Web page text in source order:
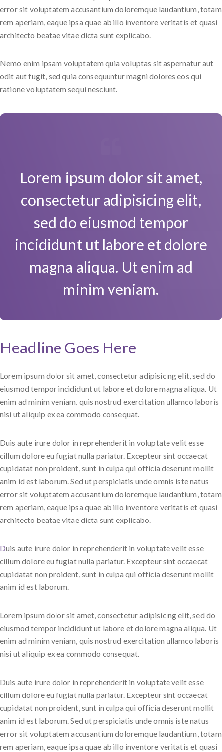
error sit voluptatem accusantium doloremque laudantium, totam
rem aperiam, eaque ipsa quae ab illo inventore veritatis et quasi
architecto beatae vitae dicta sunt explicabo.
Nemo enim ipsam voluptatem quia voluptas sit aspernatur aut
odit aut fugit, sed quia consequuntur magni dolores eos qui
ratione voluptatem sequi nesciunt.
Lorem ipsum dolor sit amet,
consectetur adipisicing elit,
sed do eiusmod tempor
incididunt ut labore et dolore
magna aliqua. Ut enim ad
minim veniam.
Headline Goes Here
Lorem ipsum dolor sit amet, consectetur adipisicing elit, sed do
eiusmod tempor incididunt ut labore et dolore magna aliqua. Ut
enim ad minim veniam, quis nostrud exercitation ullamco laboris
nisi ut aliquip ex ea commodo consequat.
Duis aute irure dolor in reprehenderit in voluptate velit esse
cillum dolore eu fugiat nulla pariatur. Excepteur sint occaecat
cupidatat non proident, sunt in culpa qui officia deserunt mollit
anim id est laborum. Sed ut perspiciatis unde omnis iste natus
error sit voluptatem accusantium doloremque laudantium, totam
rem aperiam, eaque ipsa quae ab illo inventore veritatis et quasi
architecto beatae vitae dicta sunt explicabo.
Duis aute irure dolor in reprehenderit in voluptate velit esse
cillum dolore eu fugiat nulla pariatur. Excepteur sint occaecat
cupidatat non proident, sunt in culpa qui officia deserunt mollit
anim id est laborum.
Lorem ipsum dolor sit amet, consectetur adipisicing elit, sed do
eiusmod tempor incididunt ut labore et dolore magna aliqua. Ut
enim ad minim veniam, quis nostrud exercitation ullamco laboris
nisi ut aliquip ex ea commodo consequat.
Duis aute irure dolor in reprehenderit in voluptate velit esse
cillum dolore eu fugiat nulla pariatur. Excepteur sint occaecat
cupidatat non proident, sunt in culpa qui officia deserunt mollit
anim id est laborum. Sed ut perspiciatis unde omnis iste natus
error sit voluptatem accusantium doloremque laudantium, totam
rem aperiam, eaque ipsa quae ab illo inventore veritatis et quasi